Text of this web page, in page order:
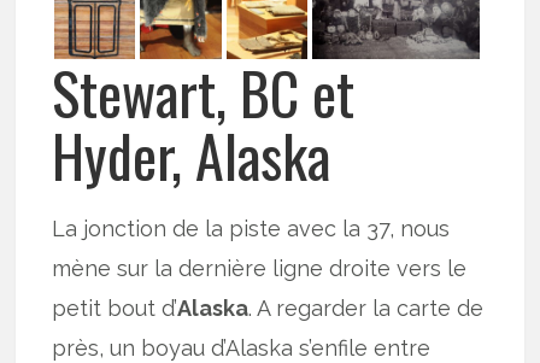
Stewart, BC et
Hyder, Alaska
La jonction de la piste avec la 37, nous
mène sur la dernière ligne droite vers le
petit bout d’Alaska. A regarder la carte de
près, un boyau d’Alaska s’enfile entre